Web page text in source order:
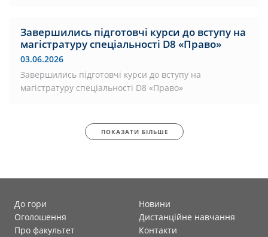
Завершились підготовчі курси до вступу на
магістратуру спеціальності D8 «Право»
03.06.2026
Завершились підготовчі курси до вступу на
магістратуру спеціальності D8 «Право»
ПОКАЗАТИ БІЛЬШЕ
До гори
Новини
Оголошення
Дистанційне навчання
Про факультет
Контакти